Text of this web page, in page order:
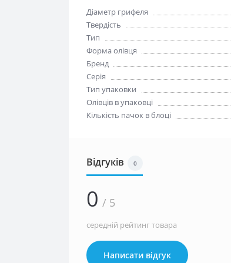
Діаметр грифеля
Твердість
Тип
Форма олівця
Бренд
Серія
Тип упаковки
Олівців в упаковці
Кількість пачок в блоці
Відгуків 0
0 / 5
середній рейтинг товара
Написати відгук